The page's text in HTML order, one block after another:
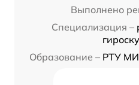
Выполнено
Специализация –
Образование – РТУ